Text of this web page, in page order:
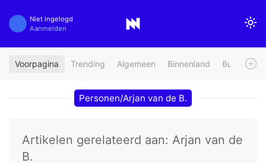
Niet ingelogd
Aanmelden
Voorpagina Trending Algemeen Binnenland Buitenland
Personen/Arjan van de B.
Artikelen gerelateerd aan: Arjan van de
B.